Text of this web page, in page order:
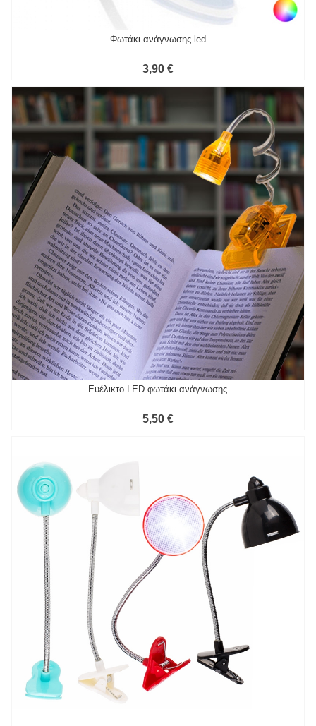
Φωτάκι ανάγνωσης led
3,90 €
Eυέλικτο LED φωτάκι ανάγνωσης
5,50 €